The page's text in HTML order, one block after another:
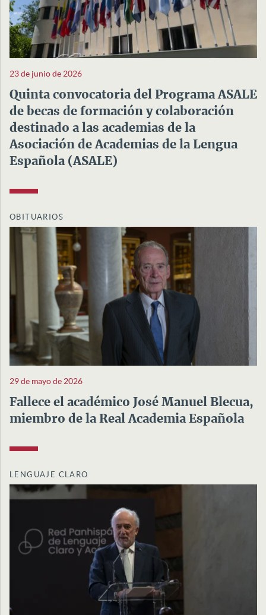
23 de junio de 2026
Quinta convocatoria del Programa ASALE
de becas de formación y colaboración
destinado a las academias de la
Asociación de Academias de la Lengua
Española (ASALE)
OBITUARIOS
29 de mayo de 2026
Fallece el académico José Manuel Blecua,
miembro de la Real Academia Española
LENGUAJE CLARO